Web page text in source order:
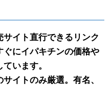
イト直行できるリンク
にイパキチンの価格や
います。
イトのみ厳選。有名、